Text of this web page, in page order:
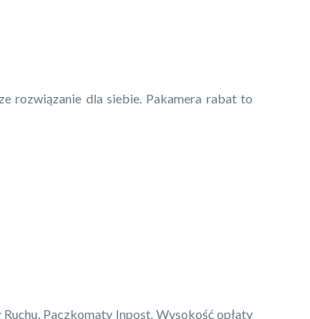
rozwiązanie dla siebie. Pakamera rabat to
Paczkomaty Inpost. Wysokość opłaty